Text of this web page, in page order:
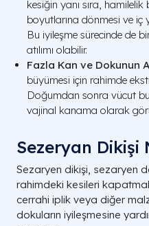
kesiğin yanı sıra,
boyutlarına dönmesi ve iç
Bu iyileşme sürecinde de
atılımı olabilir.
Fazla Kan ve Dokunun
büyümesi için rahimde
Doğumdan sonra vücut
vajinal kanama olarak
Sezeryan Dikişi
Sezaryen dikişi, sezaryen
rahimdeki kesileri
cerrahi iplik veya diğer
dokuların iyileşmesine